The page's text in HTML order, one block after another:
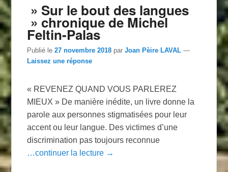
» Sur le bout des langues
» chronique de Michel
Feltin-Palas
Publié le27 novembre 2018 parJoan Pèire LAVAL —
Laissez une réponse
« REVENEZ QUAND VOUS PARLEREZ
MIEUX » De manière inédite, un livre donne la
parole aux personnes stigmatisées pour leur
accent ou leur langue. Des victimes d’une
discrimination pas toujours reconnue
…continuer la lecture →